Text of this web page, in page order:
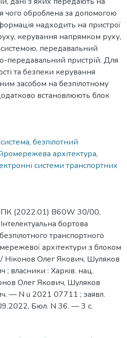
чого оброблена за допомогою
надходить на пристрої
керування напрямком руху,
передавальний
передавальний пристрій. Для
та безпеки керування
засобом на безпілотному
встановлюють блок
, безпілотний
архітектура,
системи транспортних
(2022.01) B60W 30/00,
бортова
транспортного
архітектури з блоком
Ніконов Олег Якович, Шуляков
; власники : Харкiв. нац.
Олег Якович, Шуляков
— N u 2021 07711 ; заявл.
Бюл. N 36. — 3 с.